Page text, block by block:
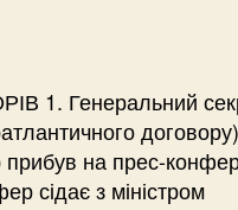
1. Генеральний
на прес-
сідає з міністром